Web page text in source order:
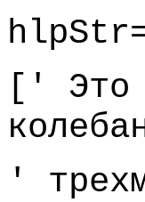
[' Это
'